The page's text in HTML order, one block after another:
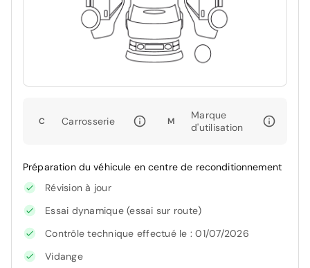
C Carrosserie M
Marque
d'utilisation
Préparation du véhicule en centre de reconditionnement
Révision à jour
Essai dynamique (essai sur route)
Contrôle technique effectué le : 01/07/2026
Vidange